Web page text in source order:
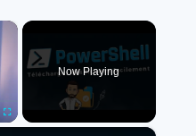
×
Now Playing